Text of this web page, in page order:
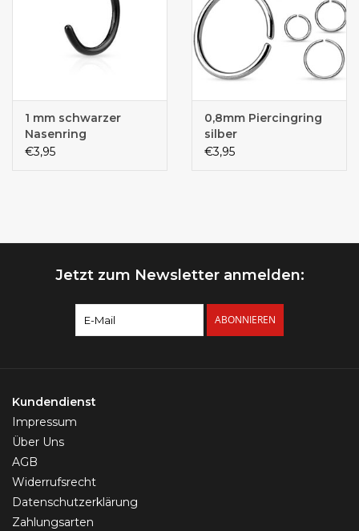
1 mm schwarzer
Nasenring
€3,95
0,8mm Piercingring
silber
€3,95
Jetzt zum Newsletter anmelden:
ABONNIEREN
Kundendienst
Impressum
Über Uns
AGB
Widerrufsrecht
Datenschutzerklärung
Zahlungsarten